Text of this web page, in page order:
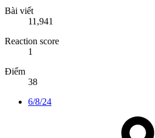
Bài viết
11,941
Reaction score
1
Điểm
38
6/8/24